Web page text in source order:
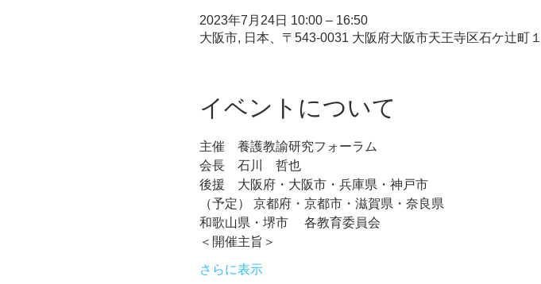
2023年7月24日 10:00 – 16:50
大阪市, 日本、〒543-0031 大阪府大阪市天王寺区石ケ辻町
イベントについて
主催　養護教諭研究フォーラム
会長　石川　哲也
後援　大阪府・大阪市・兵庫県・神戸市
（予定） 京都府・京都市・滋賀県・奈良県
和歌山県・堺市 　各教育委員会
＜開催主旨＞
さらに表示